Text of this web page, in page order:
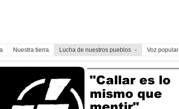
Nuestra tierra Lucha de nuestros pueblos Voz popular